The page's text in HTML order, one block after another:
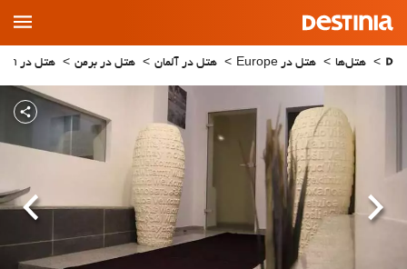
Main
Menu
هتل‌ها هتل در Europe هتل در آلمان هتل در برمن هتل در Bremen
قبلی بعدی